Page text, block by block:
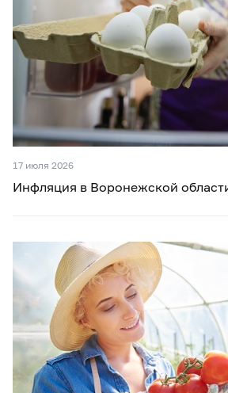
17 июля 2026
Инфляция в Воронежской